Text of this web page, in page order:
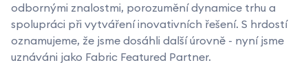
odbornými znalostmi, porozumění dynamice trhu a
spolupráci při vytváření inovativních řešení. S hrdostí
oznamujeme, že jsme dosáhli další úrovně - nyní jsme
uznáváni jako Fabric Featured Partner.